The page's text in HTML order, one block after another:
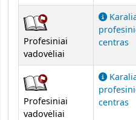
Profesiniai
vadovėliai
centras
Profesiniai
vadovėliai
centras